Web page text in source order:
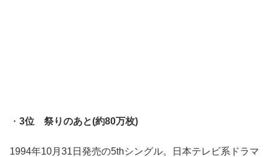
・ 3位 祭りのあと(約80万枚)
1994年10月31日発売の5thシングル。日本テレビ系ドラマ